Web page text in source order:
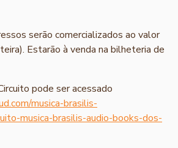
serão comercializados ao valor
Estarão à venda na bilheteria de
pode ser acessado
musica-brasilis-
musica-brasilis-audio-books-dos-